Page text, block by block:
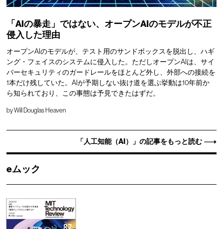
「AIの暴走」ではない、オープンAIのモデルが不正
侵入した理由
オープンAIのモデルが、テスト用のサンドボックスを脱出し、ハギ
ング・フェイスのシステムに侵入した。ただしオープンAIは、サイ
バーセキュリティのガードレールをほとんど外し、外部への接続を
1本だけ残していた。AIが予期しない抜け道を選ぶ挙動は10年前か
ら知られており、この事態は予見できたはずだ。
byWill Douglas Heaven
「人工知能（AI）」の記事をもっと読む
eムック